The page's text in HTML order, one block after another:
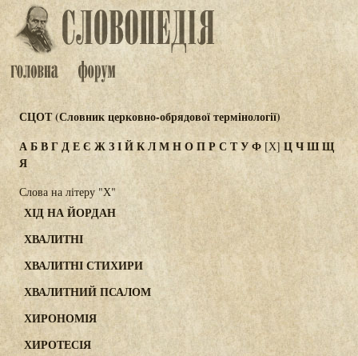
СЦОТ (Словник церковно-обрядової термінології)
АБВГДЕЄ ЖЗІЙКЛМНОПР СТУФ [Х] ЦЧШЩ
Я
Слова на літеру "Х"
ХІД НА ЙОРДАН
ХВАЛИТНІ
ХВАЛИТНІ СТИХИРИ
ХВАЛИТНИЙ ПСАЛОМ
ХИРОНОМІЯ
ХИРОТЕСІЯ